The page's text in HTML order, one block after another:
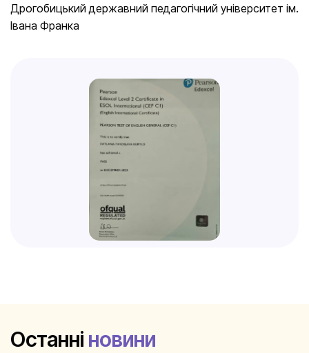
Дрогобицький державний педагогічний університет ім.
Івана Франка
Останні новини